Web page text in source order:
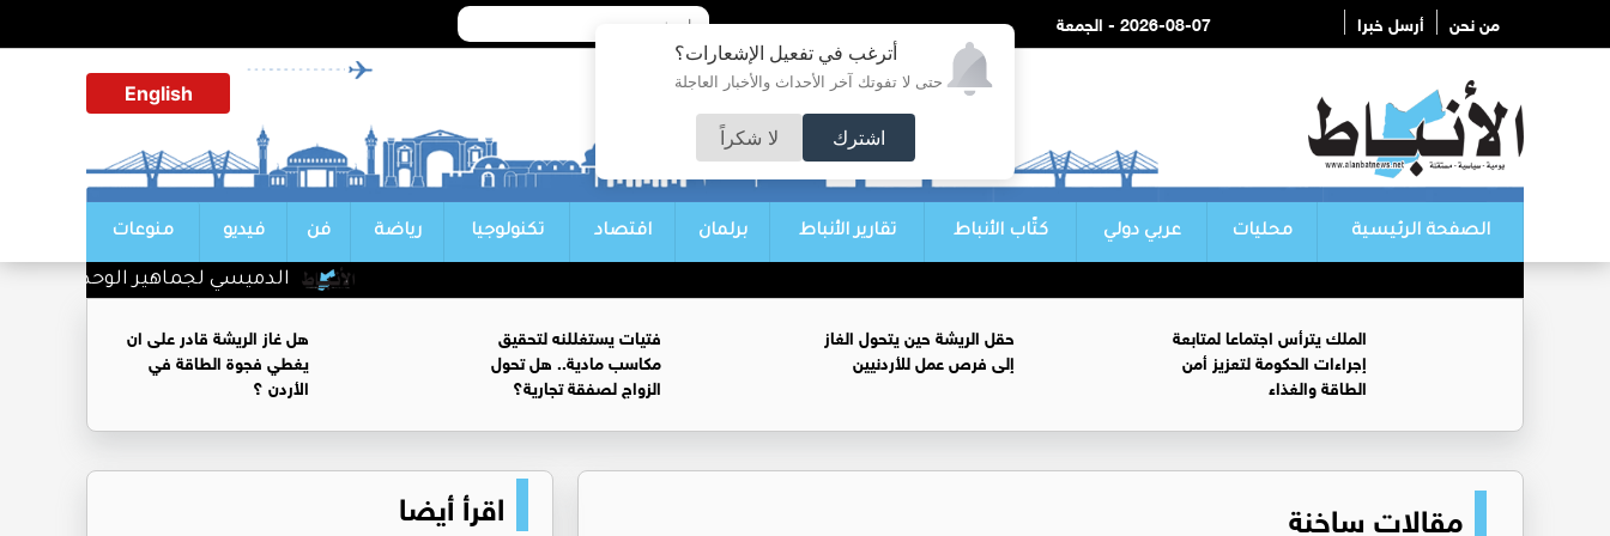
أترغب في تفعيل الإشعارات؟
حتى لا تفوتك آخر الأحداث والأخبار العاجلة
اشترك لا شكراً
من نحن أرسل خبرا 2026-08-07 - الجمعة
English
الصفحة الرئيسية محليات عربي دولي كتّاب الأنباط تقارير الأنباط برلمان اقتصاد تكنولوجيا رياضة فن فيديو منوعات
الدميسي لجماهير الوحدات :بلشنا بالمغرفة و الدوري
الملك يترأس اجتماعا لمتابعة
إجراءات الحكومة لتعزيز أمن
الطاقة والغذاء
حقل الريشة حين يتحول الغاز
إلى فرص عمل للأردنيين
فتيات يستغللنه لتحقيق
مكاسب مادية.. هل تحول
الزواج لصفقة تجارية؟
هل غاز الريشة قادر على ان
يغطي فجوة الطاقة في
الأردن ؟
مقالات ساخنة اقرأ أيضا